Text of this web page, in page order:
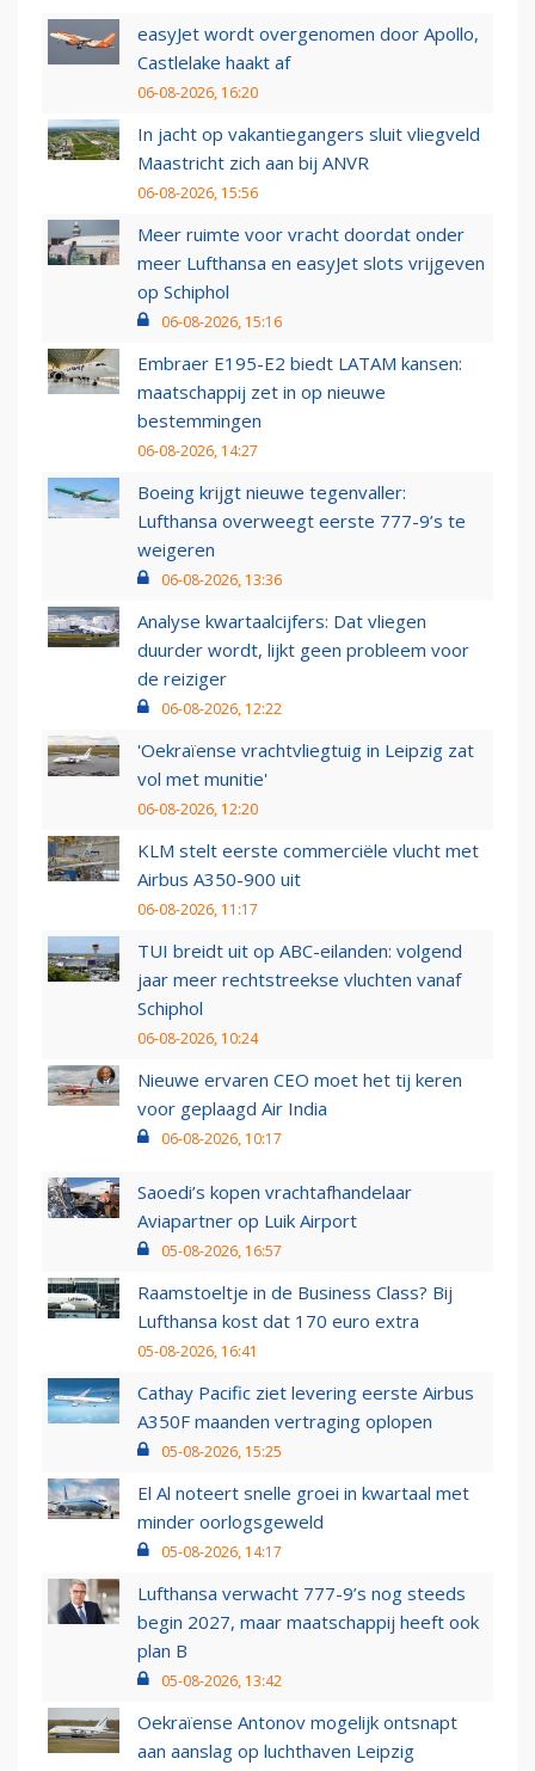
easyJet wordt overgenomen door Apollo,
Castlelake haakt af
06-08-2026, 16:20
In jacht op vakantiegangers sluit vliegveld
Maastricht zich aan bij ANVR
06-08-2026, 15:56
Meer ruimte voor vracht doordat onder
meer Lufthansa en easyJet slots vrijgeven
op Schiphol
06-08-2026, 15:16
Embraer E195-E2 biedt LATAM kansen:
maatschappij zet in op nieuwe
bestemmingen
06-08-2026, 14:27
Boeing krijgt nieuwe tegenvaller:
Lufthansa overweegt eerste 777-9’s te
weigeren
06-08-2026, 13:36
Analyse kwartaalcijfers: Dat vliegen
duurder wordt, lijkt geen probleem voor
de reiziger
06-08-2026, 12:22
'Oekraïense vrachtvliegtuig in Leipzig zat
vol met munitie'
06-08-2026, 12:20
KLM stelt eerste commerciële vlucht met
Airbus A350-900 uit
06-08-2026, 11:17
TUI breidt uit op ABC-eilanden: volgend
jaar meer rechtstreekse vluchten vanaf
Schiphol
06-08-2026, 10:24
Nieuwe ervaren CEO moet het tij keren
voor geplaagd Air India
06-08-2026, 10:17
Saoedi’s kopen vrachtafhandelaar
Aviapartner op Luik Airport
05-08-2026, 16:57
Raamstoeltje in de Business Class? Bij
Lufthansa kost dat 170 euro extra
05-08-2026, 16:41
Cathay Pacific ziet levering eerste Airbus
A350F maanden vertraging oplopen
05-08-2026, 15:25
El Al noteert snelle groei in kwartaal met
minder oorlogsgeweld
05-08-2026, 14:17
Lufthansa verwacht 777-9’s nog steeds
begin 2027, maar maatschappij heeft ook
plan B
05-08-2026, 13:42
Oekraïense Antonov mogelijk ontsnapt
aan aanslag op luchthaven Leipzig